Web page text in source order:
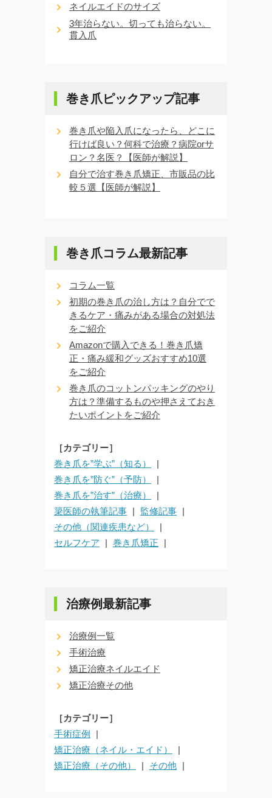
ネイルエイドのサイズ
3年治らない。切っても治らない。
貫入爪
巻き爪ピックアップ記事
巻き爪や陥入爪になったら、どこに
行けば良い？何科で治療？病院orサ
ロン？名医？【医師が解説】
自分で治す巻き爪矯正、市販品の比
較５選【医師が解説】
巻き爪コラム最新記事
コラム一覧
初期の巻き爪の治し方は？自分でで
きるケア・痛みがある場合の対処法
をご紹介
Amazonで購入できる！巻き爪矯
正・痛み緩和グッズおすすめ10選
をご紹介
巻き爪のコットンパッキングのやり
方は？準備するものや押さえておき
たいポイントをご紹介
［カテゴリー］
巻き爪を”学ぶ”（知る）
巻き爪を”防ぐ”（予防）
巻き爪を”治す”（治療）
簗医師の執筆記事
監修記事
その他（関連疾患など）
セルフケア
巻き爪矯正
治療例最新記事
治療例一覧
手術治療
矯正治療ネイルエイド
矯正治療その他
［カテゴリー］
手術症例
矯正治療（ネイル・エイド）
矯正治療（その他）
その他